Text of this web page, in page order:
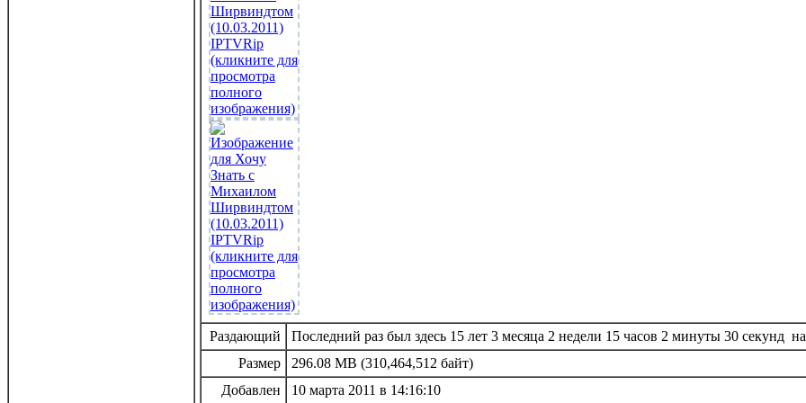
Раздающий
Последний раз был здесь 15 лет 3 месяца 2 недели 15 часов 2 минуты 30 секунд
Размер
296.08 MB (310,464,512 байт)
Добавлен
10 марта 2011 в 14:16:10